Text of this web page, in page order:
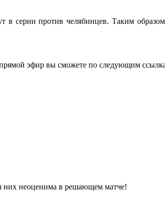
в серии против челябинцев. Таким
эфир вы сможете по следующим
них неоценима в решающем матче!